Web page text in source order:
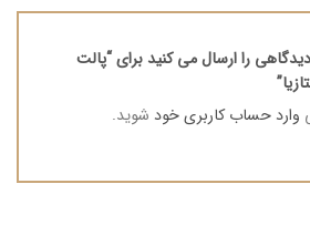
را ارسال می کنید برای “پالت
وارد حساب کاربری خود شوید.